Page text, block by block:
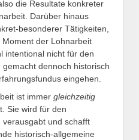
die Resultate konkreter
Darüber hinaus
besonderer Tätigkeiten,
der Lohnarbeit
intentional nicht für den
dennoch historisch
eingehen.
ist immer gleichzeitig
Sie wird für den
und schafft
historisch-allgemeine